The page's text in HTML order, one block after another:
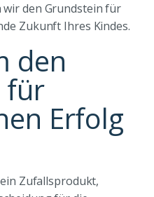
wir den Grundstein für
Zukunft Ihres Kindes.
den
für
Erfolg
Zufallsprodukt,